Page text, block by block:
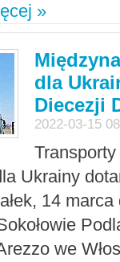
»
dla
Diecezji
2022-03-15
Ukrainy
14
we